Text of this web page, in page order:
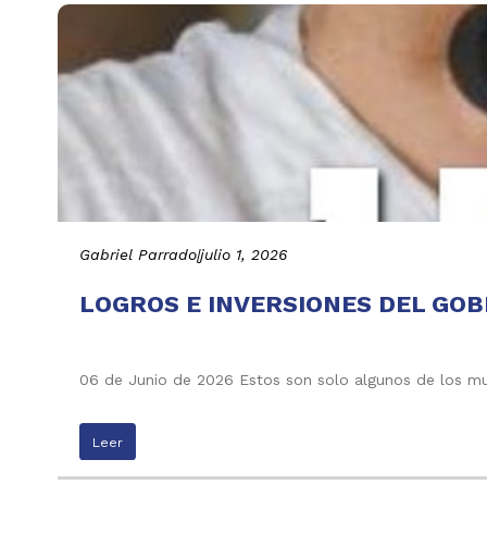
Gabriel Parrado|julio 1, 2026
LOGROS E INVERSIONES DEL
06 de Junio de 2026 Estos son solo algunos de los
Leer